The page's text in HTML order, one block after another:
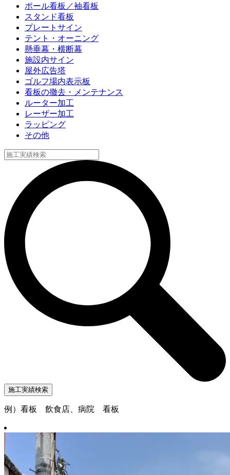
ポール看板／袖看板
スタンド看板
プレートサイン
テント・オーニング
懸垂幕・横断幕
施設内サイン
屋外広告塔
ゴルフ場内表示板
看板の撤去・メンテナンス
ルーター加工
レーザー加工
ラッピング
その他
例）看板 飲食店、病院 看板